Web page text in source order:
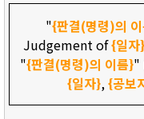
"{판결(명령)의
Judgement of{일자}
"{판결(명령)의 이름}"
{일자},{공보